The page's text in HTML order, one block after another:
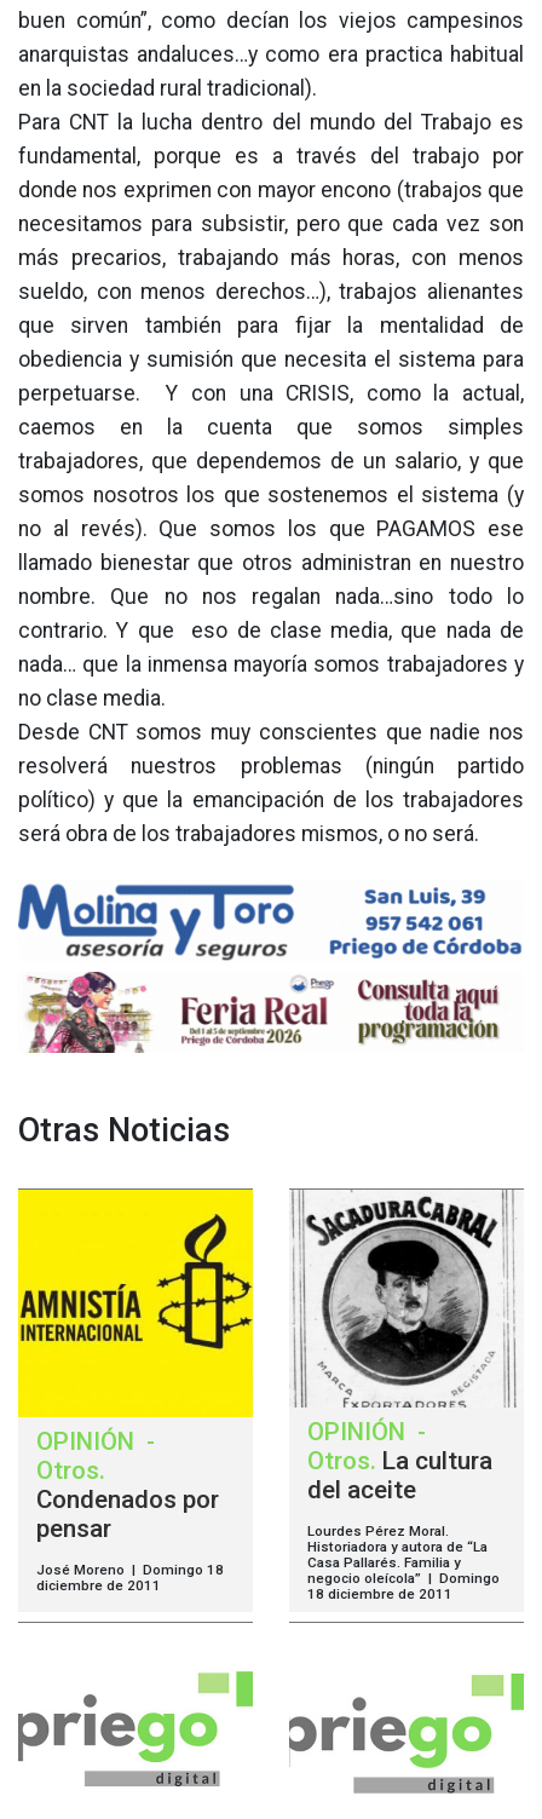
buen común”, como decían los viejos campesinos
anarquistas andaluces…y como era practica habitual
en la sociedad rural tradicional).
Para CNT la lucha dentro del mundo del Trabajo es
fundamental, porque es a través del trabajo por
donde nos exprimen con mayor encono (trabajos que
necesitamos para subsistir, pero que cada vez son
más precarios, trabajando más horas, con menos
sueldo, con menos derechos…), trabajos alienantes
que sirven también para fijar la mentalidad de
obediencia y sumisión que necesita el sistema para
perpetuarse. Y con una CRISIS, como la actual,
caemos en la cuenta que somos simples
trabajadores, que dependemos de un salario, y que
somos nosotros los que sostenemos el sistema (y
no al revés). Que somos los que PAGAMOS ese
llamado bienestar que otros administran en nuestro
nombre. Que no nos regalan nada…sino todo lo
contrario. Y que eso de clase media, que nada de
nada… que la inmensa mayoría somos trabajadores y
no clase media.
Desde CNT somos muy conscientes que nadie nos
resolverá nuestros problemas (ningún partido
político) y que la emancipación de los trabajadores
será obra de los trabajadores mismos, o no será.
Otras Noticias
OPINIÓN -
Otros.
Condenados por
pensar
José Moreno | Domingo 18
diciembre de 2011
OPINIÓN
-
Otros. La cultura
del aceite
Lourdes Pérez Moral.
Historiadora y autora de “La
Casa Pallarés. Familia y
negocio oleícola” | Domingo
18 diciembre de 2011